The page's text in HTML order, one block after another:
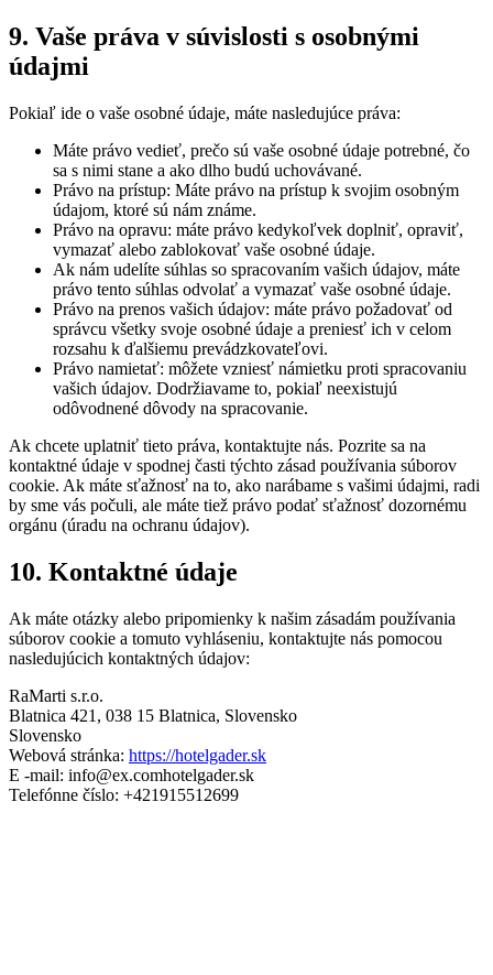
9. Vaše práva v súvislosti s osobnými
údajmi
Pokiaľ ide o vaše osobné údaje, máte nasledujúce práva:
Máte právo vedieť, prečo sú vaše osobné údaje potrebné, čo
sa s nimi stane a ako dlho budú uchovávané.
Právo na prístup: Máte právo na prístup k svojim osobným
údajom, ktoré sú nám známe.
Právo na opravu: máte právo kedykoľvek doplniť, opraviť,
vymazať alebo zablokovať vaše osobné údaje.
Ak nám udelíte súhlas so spracovaním vašich údajov, máte
právo tento súhlas odvolať a vymazať vaše osobné údaje.
Právo na prenos vašich údajov: máte právo požadovať od
správcu všetky svoje osobné údaje a preniesť ich v celom
rozsahu k ďalšiemu prevádzkovateľovi.
Právo namietať: môžete vzniesť námietku proti spracovaniu
vašich údajov. Dodržiavame to, pokiaľ neexistujú
odôvodnené dôvody na spracovanie.
Ak chcete uplatniť tieto práva, kontaktujte nás. Pozrite sa na
kontaktné údaje v spodnej časti týchto zásad používania súborov
cookie. Ak máte sťažnosť na to, ako narábame s vašimi údajmi, radi
by sme vás počuli, ale máte tiež právo podať sťažnosť dozornému
orgánu (úradu na ochranu údajov).
10. Kontaktné údaje
Ak máte otázky alebo pripomienky k našim zásadám používania
súborov cookie a tomuto vyhláseniu, kontaktujte nás pomocou
nasledujúcich kontaktných údajov:
RaMarti s.r.o.
Blatnica 421, 038 15 Blatnica, Slovensko
Slovensko
Webová stránka: https://hotelgader.sk
E -mail: info@ex.comhotelgader.sk
Telefónne číslo: +421915512699